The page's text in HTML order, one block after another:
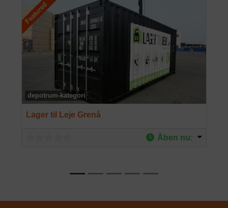
Featured
depotrum-kategori
Lager til Leje Grenå
Åben nu: